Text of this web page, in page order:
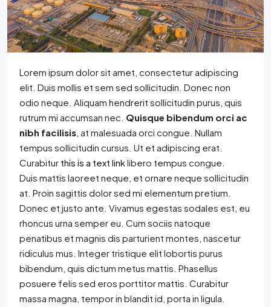
Lorem ipsum dolor sit amet, consectetur adipiscing
elit. Duis mollis et sem sed sollicitudin. Donec non
odio neque. Aliquam hendrerit sollicitudin purus, quis
rutrum mi accumsan nec. Quisque bibendum orci ac
nibh facilisis , at malesuada orci congue. Nullam
tempus sollicitudin cursus. Ut et adipiscing erat.
Curabitur this is a text linklibero tempus congue.
Duis mattis laoreet neque, et ornare neque sollicitudin
at. Proin sagittis dolor sed mi elementum pretium.
Donec et justo ante. Vivamus egestas sodales est, eu
rhoncus urna semper eu. Cum sociis natoque
penatibus et magnis dis parturient montes, nascetur
ridiculus mus. Integer tristique elit lobortis purus
bibendum, quis dictum metus mattis. Phasellus
posuere felis sed eros porttitor mattis. Curabitur
massa magna, tempor in blandit id, porta in ligula.